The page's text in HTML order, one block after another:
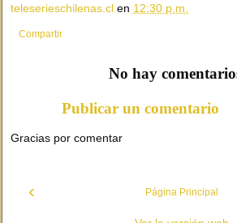
teleserieschilenas.cl en 12:30 p.m.
Compartir
No hay
Publicar un comentario
Gracias por comentar
‹ Página Principal